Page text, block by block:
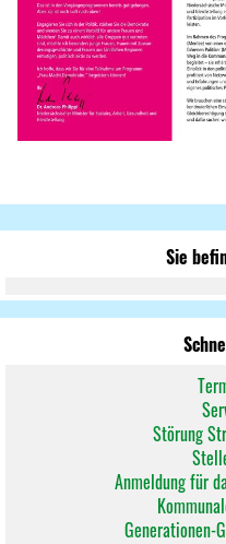
Sie
Störung
Anmeldung für
Generationen-